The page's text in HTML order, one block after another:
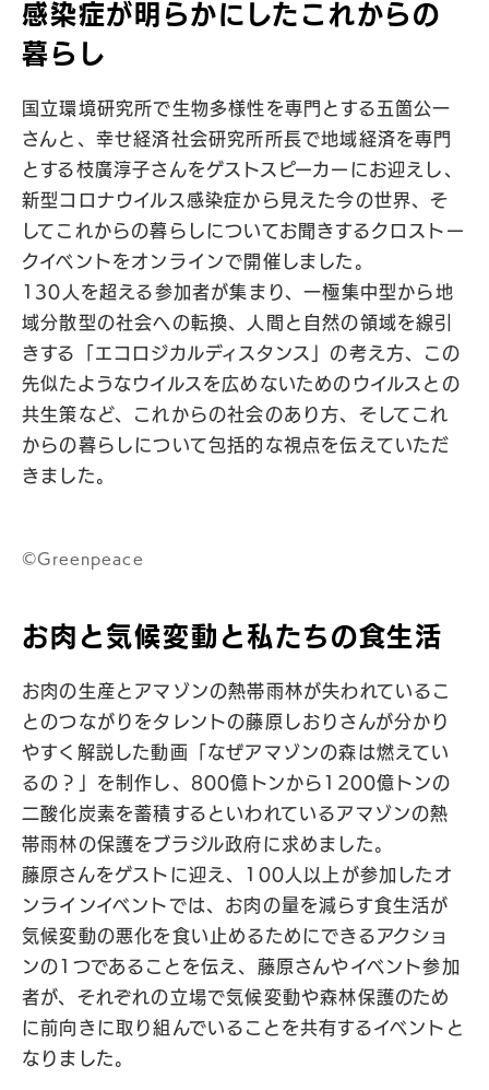
感染症が明らかにしたこれからの
暮らし
国立環境研究所で生物多様性を専門とする五箇公一
さんと、幸せ経済社会研究所所長で地域経済を専門
とする枝廣淳子さんをゲストスピーカーにお迎えし、
新型コロナウイルス感染症から見えた今の世界、そ
してこれからの暮らしについてお聞きするクロストー
クイベントをオンラインで開催しました。
130人を超える参加者が集まり、一極集中型から地
域分散型の社会への転換、人間と自然の領域を線引
きする「エコロジカルディスタンス」の考え方、この
先似たようなウイルスを広めないためのウイルスとの
共生策など、これからの社会のあり方、そしてこれ
からの暮らしについて包括的な視点を伝えていただ
きました。
©︎Greenpeace
お肉と気候変動と私たちの食生活
お肉の生産とアマゾンの熱帯雨林が失われているこ
とのつながりをタレントの藤原しおりさんが分かり
やすく解説した動画「なぜアマゾンの森は燃えてい
るの？」を制作し、800億トンから1200億トンの
二酸化炭素を蓄積するといわれているアマゾンの熱
帯雨林の保護をブラジル政府に求めました。
藤原さんをゲストに迎え、100人以上が参加したオ
ンラインイベントでは、お肉の量を減らす食生活が
気候変動の悪化を食い止めるためにできるアクショ
ンの1つであることを伝え、藤原さんやイベント参加
者が、それぞれの立場で気候変動や森林保護のため
に前向きに取り組んでいることを共有するイベントと
なりました。